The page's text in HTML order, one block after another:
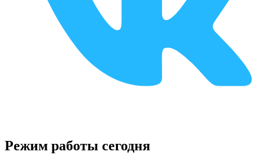
Режим работы сегодня